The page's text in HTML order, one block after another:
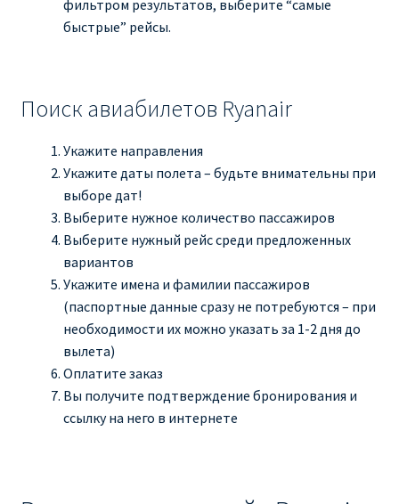
фильтром результатов, выберите “самые
быстрые” рейсы.
Поиск авиабилетов Ryanair
Укажите направления
Укажите даты полета – будьте внимательны при
выборе дат!
Выберите нужное количество пассажиров
Выберите нужный рейс среди предложенных
вариантов
Укажите имена и фамилии пассажиров
(паспортные данные сразу не потребуются – при
необходимости их можно указать за 1-2 дня до
вылета)
Оплатите заказ
Вы получите подтверждение бронирования и
ссылку на него в интернете